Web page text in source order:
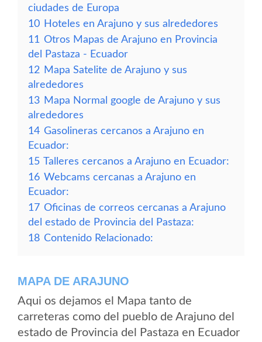
ciudades de Europa
10 Hoteles en Arajuno y sus alrededores
11 Otros Mapas de Arajuno en Provincia
del Pastaza - Ecuador
12 Mapa Satelite de Arajuno y sus
alrededores
13 Mapa Normal google de Arajuno y sus
alrededores
14 Gasolineras cercanos a Arajuno en
Ecuador:
15 Talleres cercanos a Arajuno en Ecuador:
16 Webcams cercanas a Arajuno en
Ecuador:
17 Oficinas de correos cercanas a Arajuno
del estado de Provincia del Pastaza:
18 Contenido Relacionado:
MAPA DE ARAJUNO
Aqui os dejamos el Mapa tanto de
carreteras como del pueblo de Arajuno del
estado de Provincia del Pastaza en Ecuador